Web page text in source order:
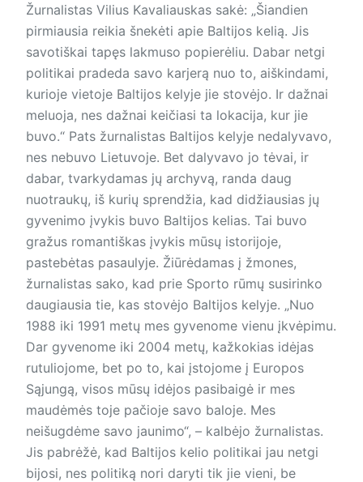
Žurnalistas Vilius Kavaliauskas sakė: „Šiandien
pirmiausia reikia šnekėti apie Baltijos kelią. Jis
savotiškai tapęs lakmuso popierėliu. Dabar netgi
politikai pradeda savo karjerą nuo to, aiškindami,
kurioje vietoje Baltijos kelyje jie stovėjo. Ir dažnai
meluoja, nes dažnai keičiasi ta lokacija, kur jie
buvo.“ Pats žurnalistas Baltijos kelyje nedalyvavo,
nes nebuvo Lietuvoje. Bet dalyvavo jo tėvai, ir
dabar, tvarkydamas jų archyvą, randa daug
nuotraukų, iš kurių sprendžia, kad didžiausias jų
gyvenimo įvykis buvo Baltijos kelias. Tai buvo
gražus romantiškas įvykis mūsų istorijoje,
pastebėtas pasaulyje. Žiūrėdamas į žmones,
žurnalistas sako, kad prie Sporto rūmų susirinko
daugiausia tie, kas stovėjo Baltijos kelyje. „Nuo
1988 iki 1991 metų mes gyvenome vienu įkvėpimu.
Dar gyvenome iki 2004 metų, kažkokias idėjas
rutuliojome, bet po to, kai įstojome į Europos
Sąjungą, visos mūsų idėjos pasibaigė ir mes
maudėmės toje pačioje savo baloje. Mes
neišugdėme savo jaunimo“, – kalbėjo žurnalistas.
Jis pabrėžė, kad Baltijos kelio politikai jau netgi
bijosi, nes politiką nori daryti tik jie vieni, be